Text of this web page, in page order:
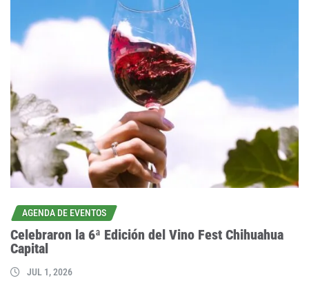
AGENDA DE EVENTOS
Celebraron la 6ª Edición del Vino Fest Chihuahua
Capital
JUL 1, 2026